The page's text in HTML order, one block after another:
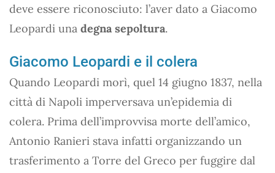
deve essere riconosciuto: l’aver dato a Giacomo
Leopardi una degna sepoltura.
Giacomo Leopardi e il colera
Quando Leopardi morì, quel 14 giugno 1837, nella
città di Napoli imperversava un’epidemia di
colera. Prima dell’improvvisa morte dell’amico,
Antonio Ranieri stava infatti organizzando un
trasferimento a Torre del Greco per fuggire dal